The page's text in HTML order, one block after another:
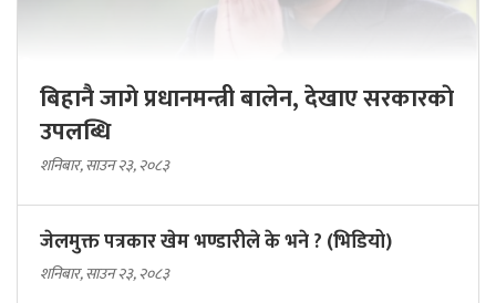
बिहानै जागे प्रधानमन्त्री बालेन, देखाए सरकारकाे
उपलब्धि
शनिबार, साउन २३, २०८३
जेलमुक्त पत्रकार खेम भण्डारीले के भने ? (भिडियो)
शनिबार, साउन २३, २०८३